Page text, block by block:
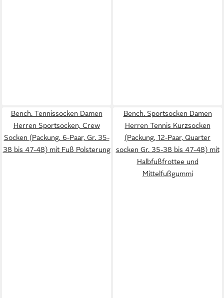
Bench. Tennissocken Damen
Herren Sportsocken, Crew
Socken (Packung, 6-Paar, Gr. 35-
38 bis 47-48) mit Fuß Polsterung
Bench. Sportsocken Damen
Herren Tennis Kurzsocken
(Packung, 12-Paar, Quarter
socken Gr. 35-38 bis 47-48) mit
Halbfußfrottee und
Mittelfußgummi